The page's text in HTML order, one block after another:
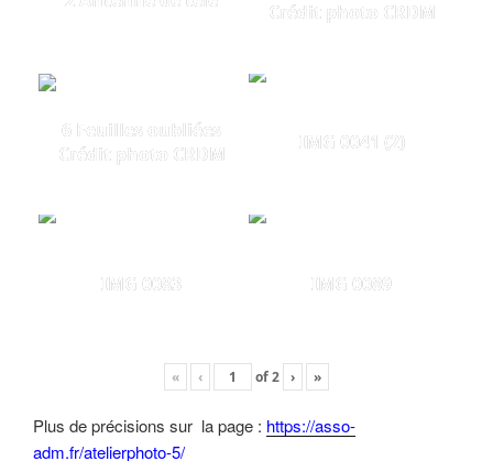
Crédit photo CRDM
6 Feuilles oubliées
Crédit photo CRDM
IMG 0041 (2)
IMG 0083 IMG 0089
« ‹ of2 › »
Plus de précisions sur la page : https://asso-
adm.fr/atelierphoto-5/